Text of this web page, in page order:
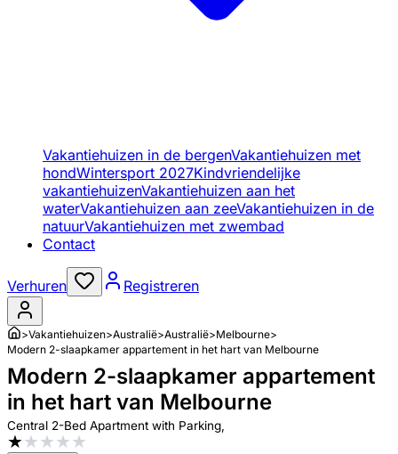
Vakantiehuizen in de bergenVakantiehuizen met
hondWintersport 2027Kindvriendelijke
vakantiehuizenVakantiehuizen aan het
waterVakantiehuizen aan zeeVakantiehuizen in de
natuurVakantiehuizen met zwembad
Contact
Verhuren Registreren
>Vakantiehuizen>Australië>Australië>Melbourne>
Modern 2-slaapkamer appartement in het hart van Melbourne
Modern 2-slaapkamer appartement
in het hart van Melbourne
Central 2-Bed Apartment with Parking,
★★★★★